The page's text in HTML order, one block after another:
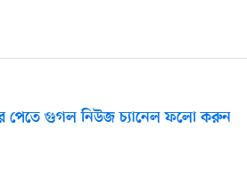
পেতে গুগল নিউজ চ্যানেল ফলো করুন